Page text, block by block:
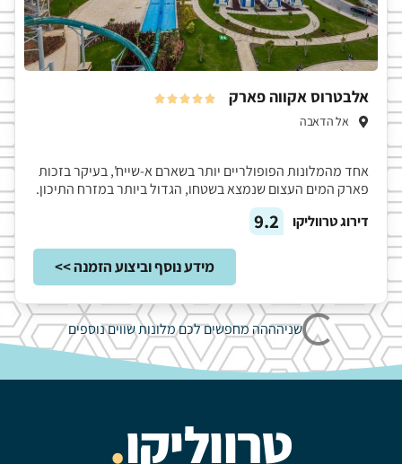
אלבטרוס אקווה פארק 




אל הדאבה
אחד מהמלונות הפופולריים יותר בשארם א-שייח', בעיקר בזכות
פארק המים העצום שנמצא בשטחו, הגדול ביותר במזרח התיכון.
דירוג טרווליקו
9.2
מידע נוסף וביצוע הזמנה >>
שניהההה מחפשים לכם מלונות שווים נוספים
טרווליקו.